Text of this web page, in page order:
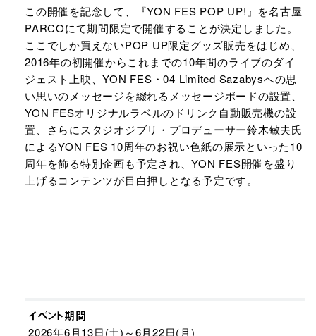
この開催を記念して、『YON FES POP UP!』を名古屋
PARCOにて期間限定で開催することが決定しました。
ここでしか買えないPOP UP限定グッズ販売をはじめ、
2016年の初開催からこれまでの10年間のライブのダイ
ジェスト上映、YON FES・04 Limited Sazabysへの思
い思いのメッセージを綴れるメッセージボードの設置、
YON FESオリジナルラベルのドリンク自動販売機の設
置、さらにスタジオジブリ・プロデューサー鈴木敏夫氏
によるYON FES 10周年のお祝い色紙の展示といった10
周年を飾る特別企画も予定され、YON FES開催を盛り
上げるコンテンツが目白押しとなる予定です。
イベント期間
2026年6月13日(土)～6月22日(月)